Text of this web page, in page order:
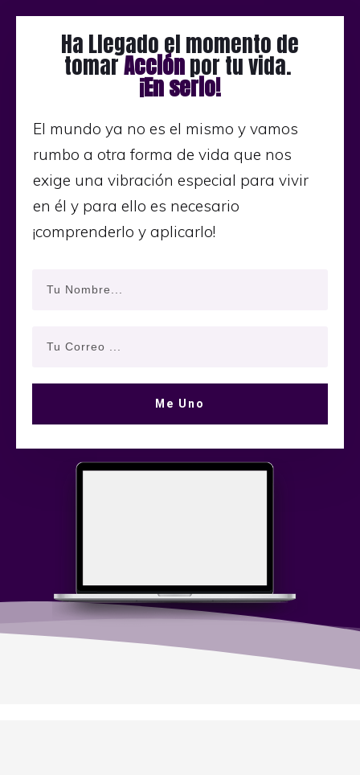
Ha Llegado el momento de
tomarAcciónpor tu vida.
¡En serio!
El mundo ya no es el mismo y vamos
rumbo a otra forma de vida que nos
exige una vibración especial para vivir
en él y para ello es necesario
¡comprenderlo y aplicarlo!
Me Uno